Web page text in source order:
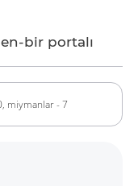
bir portalı
miymanlar - 7